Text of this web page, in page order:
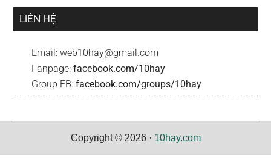
LIÊN HỆ
Email:web10hay@gmail.com
Fanpage:facebook.com/10hay
Group FB:facebook.com/groups/10hay
Copyright © 2026 · 10hay.com